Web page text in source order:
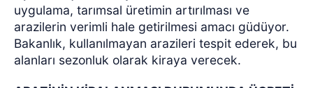
uygulama, tarımsal üretimin artırılması ve
arazilerin verimli hale getirilmesi amacı güdüyor.
Bakanlık, kullanılmayan arazileri tespit ederek, bu
alanları sezonluk olarak kiraya verecek.